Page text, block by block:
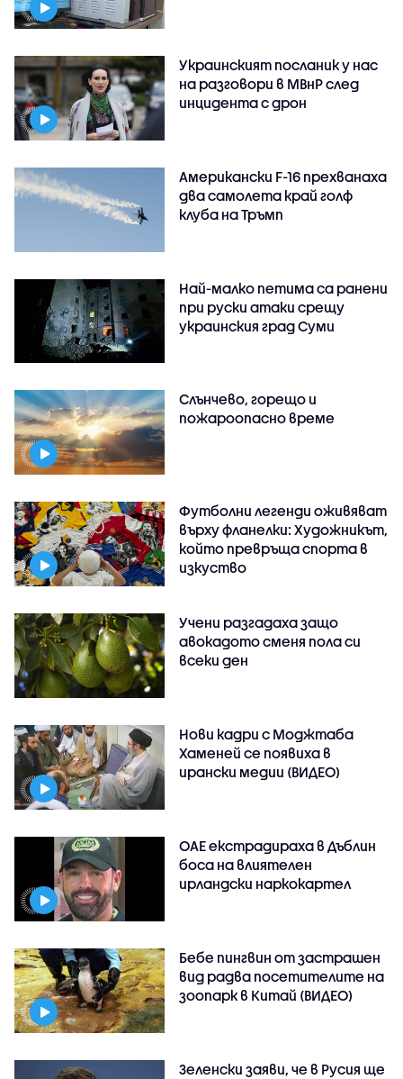
Украинският посланик у нас
на разговори в МВнР след
инцидента с дрон
Американски F-16 прехванаха
два самолета край голф
клуба на Тръмп
Най-малко петима са ранени
при руски атаки срещу
украинския град Суми
Слънчево, горещо и
пожароопасно време
Футболни легенди оживяват
върху фланелки: Художникът,
който превръща спорта в
изкуство
Учени разгадаха защо
авокадото сменя пола си
всеки ден
Нови кадри с Моджтаба
Хаменей се появиха в
ирански медии (ВИДЕО)
ОАЕ екстрадираха в Дъблин
боса на влиятелен
ирландски наркокартел
Бебе пингвин от застрашен
вид радва посетителите на
зоопарк в Китай (ВИДЕО)
Зеленски заяви, че в Русия ще